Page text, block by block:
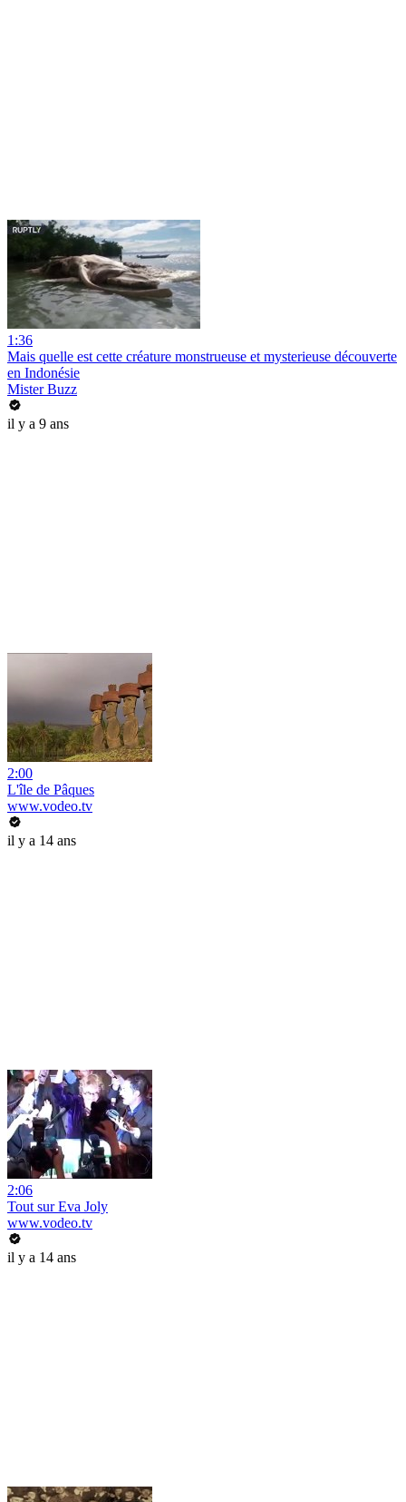
1:36
Mais quelle est cette créature monstrueuse et mysterieuse découverte
en Indonésie
Mister Buzz
il y a 9 ans
2:00
L'île de Pâques
www.vodeo.tv
il y a 14 ans
2:06
Tout sur Eva Joly
www.vodeo.tv
il y a 14 ans